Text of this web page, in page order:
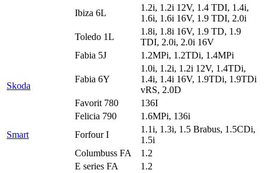
Ibiza 6L
1.2i, 1.2i 12V, 1.4 TDI, 1.4i,
1.6i, 1.6i 16V, 1.9 TDI, 2.0i
Toledo 1L
1.8i, 1.8i 16V, 1.9 TD, 1.9
TDI, 2.0i, 2.0i 16V
Skoda
Fabia 5J 1.2MPi, 1.2TDi, 1.4MPi
Fabia 6Y
1.0i, 1.2i, 1.2i 12V, 1.4TDi,
1.4i, 1.4i 16V, 1.9TDi, 1.9TDi
vRS, 2.0D
Favorit 780
136I
Felicia 790
1.6MPi, 136i
Smart
Forfour I
1.1i, 1.3i, 1.5 Brabus, 1.5CDi,
1.5i
Columbuss FA
1.2
E series FA
1.2